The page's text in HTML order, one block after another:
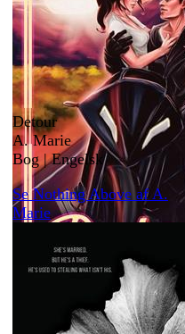
Detour
A. Marie
Bog | Engelsk
Se Nothing Above af A.
Marie